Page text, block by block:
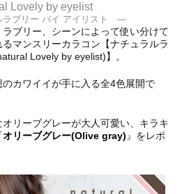
Lovely by eyelist
ブリー バイ アイリスト ―
ブリー、シーンによって使い分けて
マンスリーカラコン【ナチュラルラ
Lovely by eyelist)】。
カワイイが手に入る全4色展開で
リーブグレーが大人可愛い、キラキ
オリーブグレー(Olive gray) 』をレポ